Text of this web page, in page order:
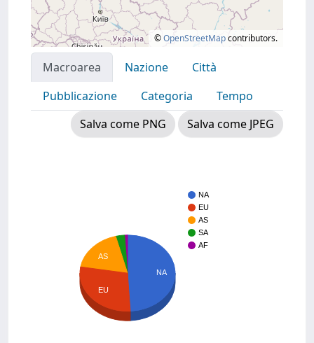
©OpenStreetMapcontributors.
Macroarea Nazione
Città
Pubblicazione
Categoria
Tempo
Salva come PNG
Salva come JPEG
NA
EU
AS
SA
AF
NA
AS
EU